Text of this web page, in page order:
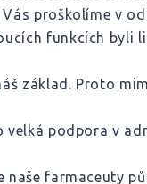
proškolíme v
funkcích byli
základ. Proto
velká podpora v
naše farmaceuty